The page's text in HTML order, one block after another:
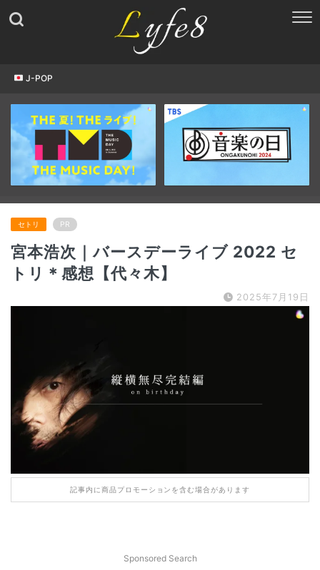
J-POP
セトリ PR
宮本浩次｜バースデーライブ 2022 セ
トリ＊感想【代々木】
2025年7月19日
記事内に商品プロモーションを含む場合があります
Sponsored Search